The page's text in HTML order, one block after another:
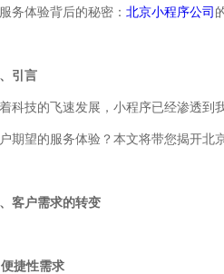
务体验背后的秘密： 北京小程序公司
引言
科技的飞速发展，小程序已经渗透到
期望的服务体验？本文将带您揭开北
客户需求的转变
捷性需求